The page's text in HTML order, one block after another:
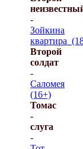
-
Зойкина
Второй
солдат
-
Саломея
(16+)
Томас
-
слуга
-